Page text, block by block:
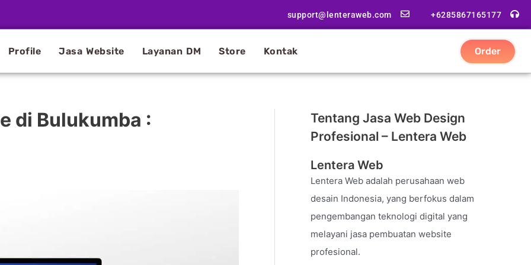
support@lenteraweb.com +6285867165177
Profile Jasa Website Layanan DM Store Kontak Order
di Bulukumba :
Tentang Jasa Web Design
Profesional – Lentera Web
Lentera Web
Lentera Web adalah perusahaan web
desain Indonesia, yang berfokus dalam
pengembangan teknologi digital yang
melayani jasa pembuatan website
profesional.